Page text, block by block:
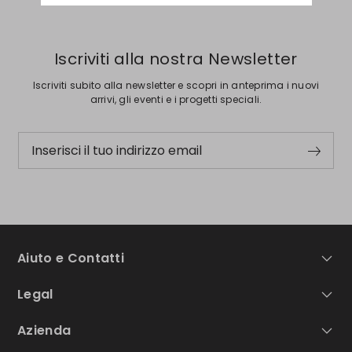
Iscriviti alla nostra Newsletter
Iscriviti subito alla newsletter e scopri in anteprima i nuovi
arrivi, gli eventi e i progetti speciali.
Inserisci il tuo indirizzo email
Aiuto e Contatti
Legal
Azienda